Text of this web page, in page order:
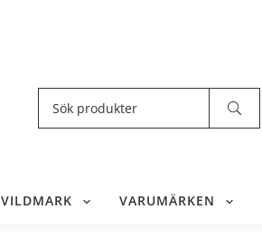
VILDMARK VARUMÄRKEN